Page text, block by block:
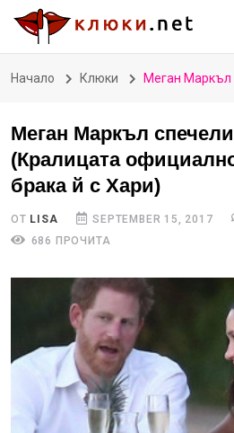
Начало Клюки Меган Маркъл спечели и
Меган Маркъл
(Кралицата
брака й с Хари)
ОТ LISA SEPTEMBER 15, 2017
686 ПРОЧИТА